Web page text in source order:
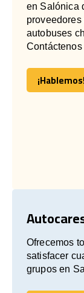
en Salónica
autobuses
Contáctenos
¡Hablemos!
Ofrecemos
satisfacer
grupos en